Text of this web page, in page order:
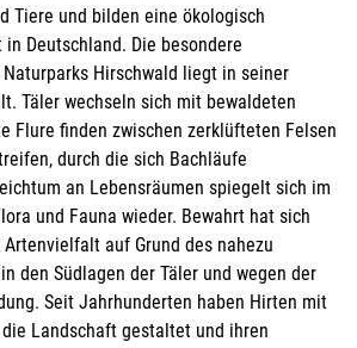
Tiere und bilden eine ökologisch
Deutschland. Die besondere
Hirschwald liegt in seiner
Täler wechseln sich mit bewaldeten
Flure finden zwischen zerklüfteten Felsen
durch die sich Bachläufe
an Lebensräumen spiegelt sich im
und Fauna wieder. Bewahrt hat sich
auf Grund des nahezu
den Südlagen der Täler und wegen der
Seit Jahrhunderten haben Hirten mit
Landschaft gestaltet und ihren